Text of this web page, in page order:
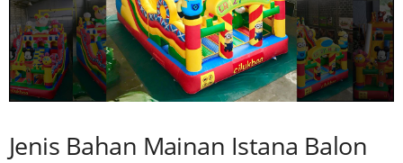
Jenis Bahan Mainan Istana Balon